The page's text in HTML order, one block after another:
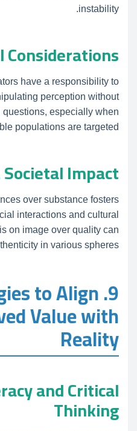
instability.
Considerations
have a responsibility to
perception without
especially when
populations are targeted.
Societal Impact
over substance fosters
interactions and cultural
on image over quality can
in various spheres.
to Align
Value with
Reality
and Critical
Thinking